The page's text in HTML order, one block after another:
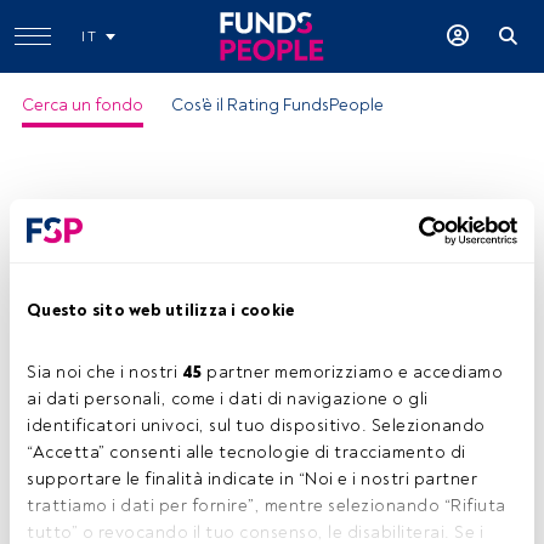
Questo sito web utilizza i cookie
Sia noi che i nostri 45 partner memorizziamo e accediamo
ai dati personali, come i dati di navigazione o gli
identificatori univoci, sul tuo dispositivo. Selezionando
“Accetta” consenti alle tecnologie di tracciamento di
supportare le finalità indicate in “Noi e i nostri partner
trattiamo i dati per fornire”, mentre selezionando “Rifiuta
tutto” o revocando il tuo consenso, le disabiliterai. Se i
IT
Cerca un fondo Cos'è il Rating FundsPeople
ISIN:LU0370038837
Categoria Morningstar: Multistrategy USD
Società: Goldman Sachs Asset Management
Condividi: